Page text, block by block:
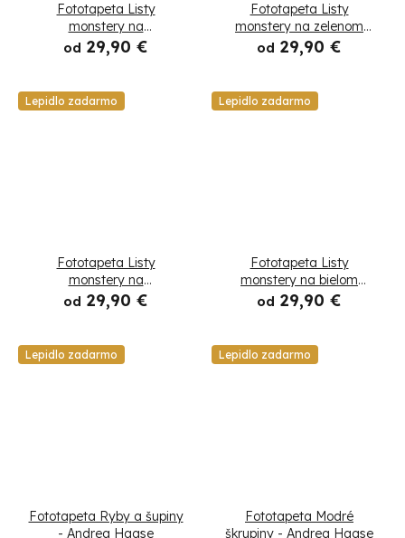
Fototapeta Listy
monstery na
svetlozelenom pozadí
od 29,90 €
Fototapeta Listy
monstery na zelenom
pozadí
od 29,90 €
Lepidlo zadarmo
Fototapeta Listy
monstery na
tmavozelenom pozadí
od 29,90 €
Lepidlo zadarmo
Fototapeta Listy
monstery na bielom
pozadí
od 29,90 €
Lepidlo zadarmo
Fototapeta Ryby a šupiny
- Andrea Haase
Lepidlo zadarmo
Fototapeta Modré
škrupiny - Andrea Haase